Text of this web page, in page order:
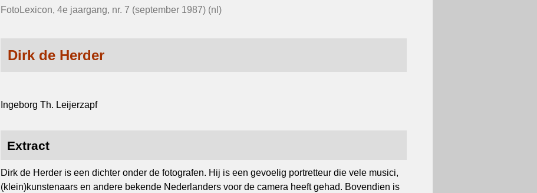
FotoLexicon, 4e jaargang, nr. 7 (september 1987) (nl)
Dirk de Herder
Ingeborg Th. Leijerzapf
Extract
Dirk de Herder is een dichter onder de fotografen. Hij is een gevoelig portretteur die vele musici,
(klein)kunstenaars en andere bekende Nederlanders voor de camera heeft gehad. Bovendien is